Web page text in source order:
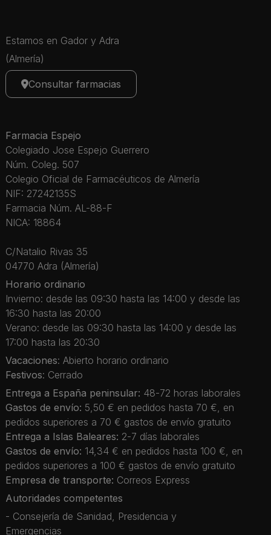
Estamos en Gador y Adra
(Almería)
Consultar farmacias
Farmacia Espejo
Colegiado Jose Espejo Guerrero
Núm. Coleg. 507
Colegio Oficial de Farmacéuticos de Almería
NIF: 27242135S
Farmacia Núm. AL-88-F
NICA: 18864
C/Natalio Rivas 35
04770 Adra (Almería)
Horario ordinario
Invierno: desde las 09:30 hasta las 14:00 y desde las
16:30 hasta las 20:00
Verano: desde las 09:30 hasta las 14:00 y desde las
17:00 hasta las 20:30
Vacaciones: Abierto horario ordinario
Festivos: Cerrado
Entrega a España peninsular: 48-72 horas laborales
Gastos de envío: 5,50 € en pedidos hasta 70 €, en
pedidos superiores a 70 € gastos de envío gratuito
Entrega a Islas Baleares: 2-7 días laborales
Gastos de envío: 14,34 € en pedidos hasta 100 €, en
pedidos superiores a 100 € gastos de envío gratuito
Empresa de transporte: Correos Express
Autoridades competentes
- Consejería de Sanidad, Presidencia y
Emergencias